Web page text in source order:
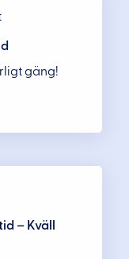
gäng!
– Kväll